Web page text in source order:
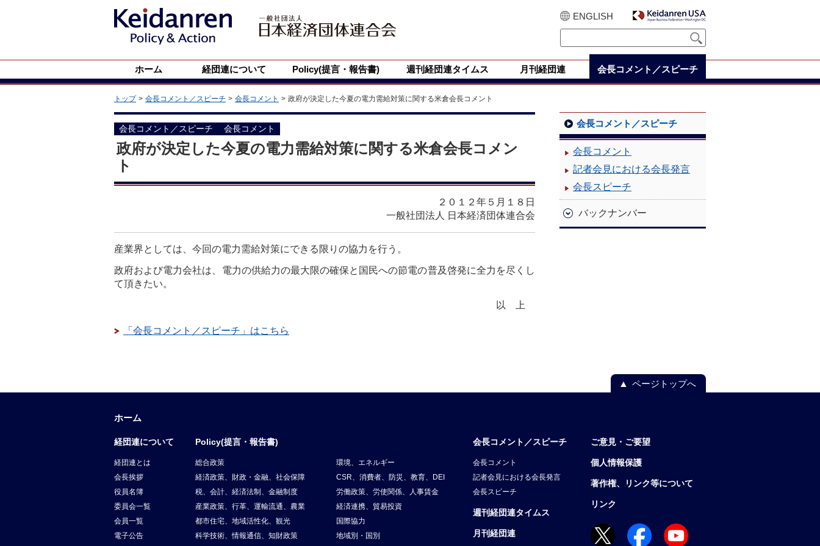
ENGLISH
ホーム 経団連について Policy(提言・報告書) 週刊経団連タイムス 月刊経団連 会長コメント／スピーチ
トップ 会長コメント／スピーチ 会長コメント 政府が決定した今夏の電力需給対策に関する米倉会長コメント
会長コメント／スピーチ 会長コメント
政府が決定した今夏の電力需給対策に関する米倉会長コメン
ト
２０１２年５月１８日
一般社団法人 日本経済団体連合会
産業界としては、今回の電力需給対策にできる限りの協力を行う。
政府および電力会社は、電力の供給力の最大限の確保と国民への節電の普及啓発に全力を尽くし
て頂きたい。
以上
「会長コメント／スピーチ」はこちら
会長コメント／スピーチ
会長コメント
記者会見における会長発言
会長スピーチ
バックナンバー
ページトップへ
ホーム
経団連について
経団連とは
会長挨拶
役員名簿
委員会一覧
会員一覧
電子公告
Policy(提言・報告書)
総合政策
環境、エネルギー
経済政策、財政・金融、社会保障
CSR、消費者、防災、教育、DEI
税、会計、経済法制、金融制度
労働政策、労使関係、人事賃金
産業政策、行革、運輸流通、農業
経済連携、貿易投資
都市住宅、地域活性化、観光
国際協力
科学技術、情報通信、知財政策
地域別・国別
会長コメント／スピーチ
会長コメント
記者会見における会長発言
会長スピーチ
週刊経団連タイムス
月刊経団連
ご意見・ご要望
個人情報保護
著作権、リンク等について
リンク